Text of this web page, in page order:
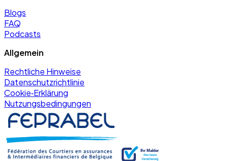
Blogs
FAQ
Podcasts
Allgemein
Rechtliche Hinweise
Datenschutzrichtlinie
Cookie‑Erklärung
Nutzungsbedingungen